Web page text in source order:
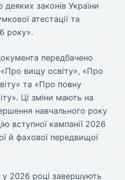
законів України
атестації та
року».
передбачено
«Про вищу освіту», «Про
та «Про повну
Ці зміни мають на
навчального року
вступної кампанії 2026
й фахової передвищої
у 2026 році завершують